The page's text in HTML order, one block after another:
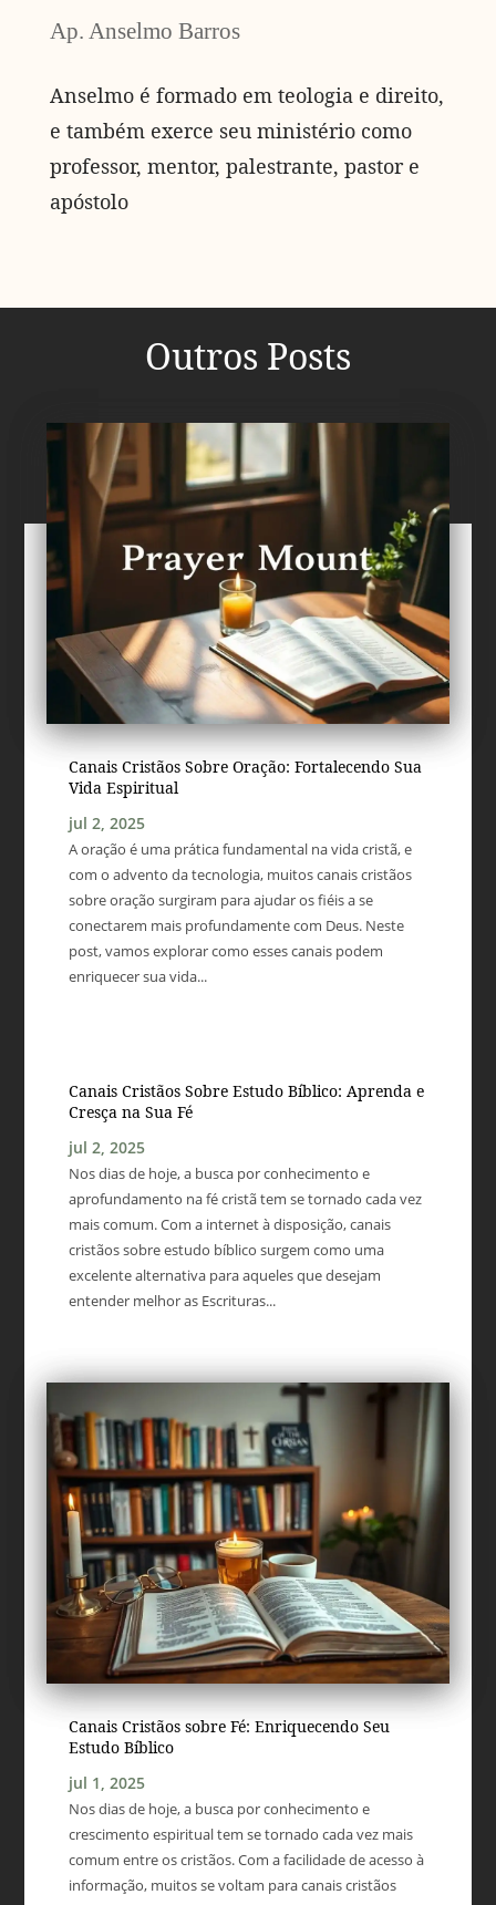
Ap. Anselmo Barros
Anselmo é formado em teologia e direito,
e também exerce seu ministério como
professor, mentor, palestrante, pastor e
apóstolo
Outros Posts
Canais Cristãos Sobre Oração: Fortalecendo Sua
Vida Espiritual
jul 2, 2025
A oração é uma prática fundamental na vida cristã, e
com o advento da tecnologia, muitos canais cristãos
sobre oração surgiram para ajudar os fiéis a se
conectarem mais profundamente com Deus. Neste
post, vamos explorar como esses canais podem
enriquecer sua vida...
Canais Cristãos Sobre Estudo Bíblico: Aprenda e
Cresça na Sua Fé
jul 2, 2025
Nos dias de hoje, a busca por conhecimento e
aprofundamento na fé cristã tem se tornado cada vez
mais comum. Com a internet à disposição, canais
cristãos sobre estudo bíblico surgem como uma
excelente alternativa para aqueles que desejam
entender melhor as Escrituras...
Canais Cristãos sobre Fé: Enriquecendo Seu
Estudo Bíblico
jul 1, 2025
Nos dias de hoje, a busca por conhecimento e
crescimento espiritual tem se tornado cada vez mais
comum entre os cristãos. Com a facilidade de acesso à
informação, muitos se voltam para canais cristãos